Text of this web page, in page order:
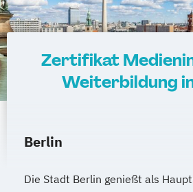
Zertifikat
Weiterbildung
Berlin
Die Stadt Berlin genießt als